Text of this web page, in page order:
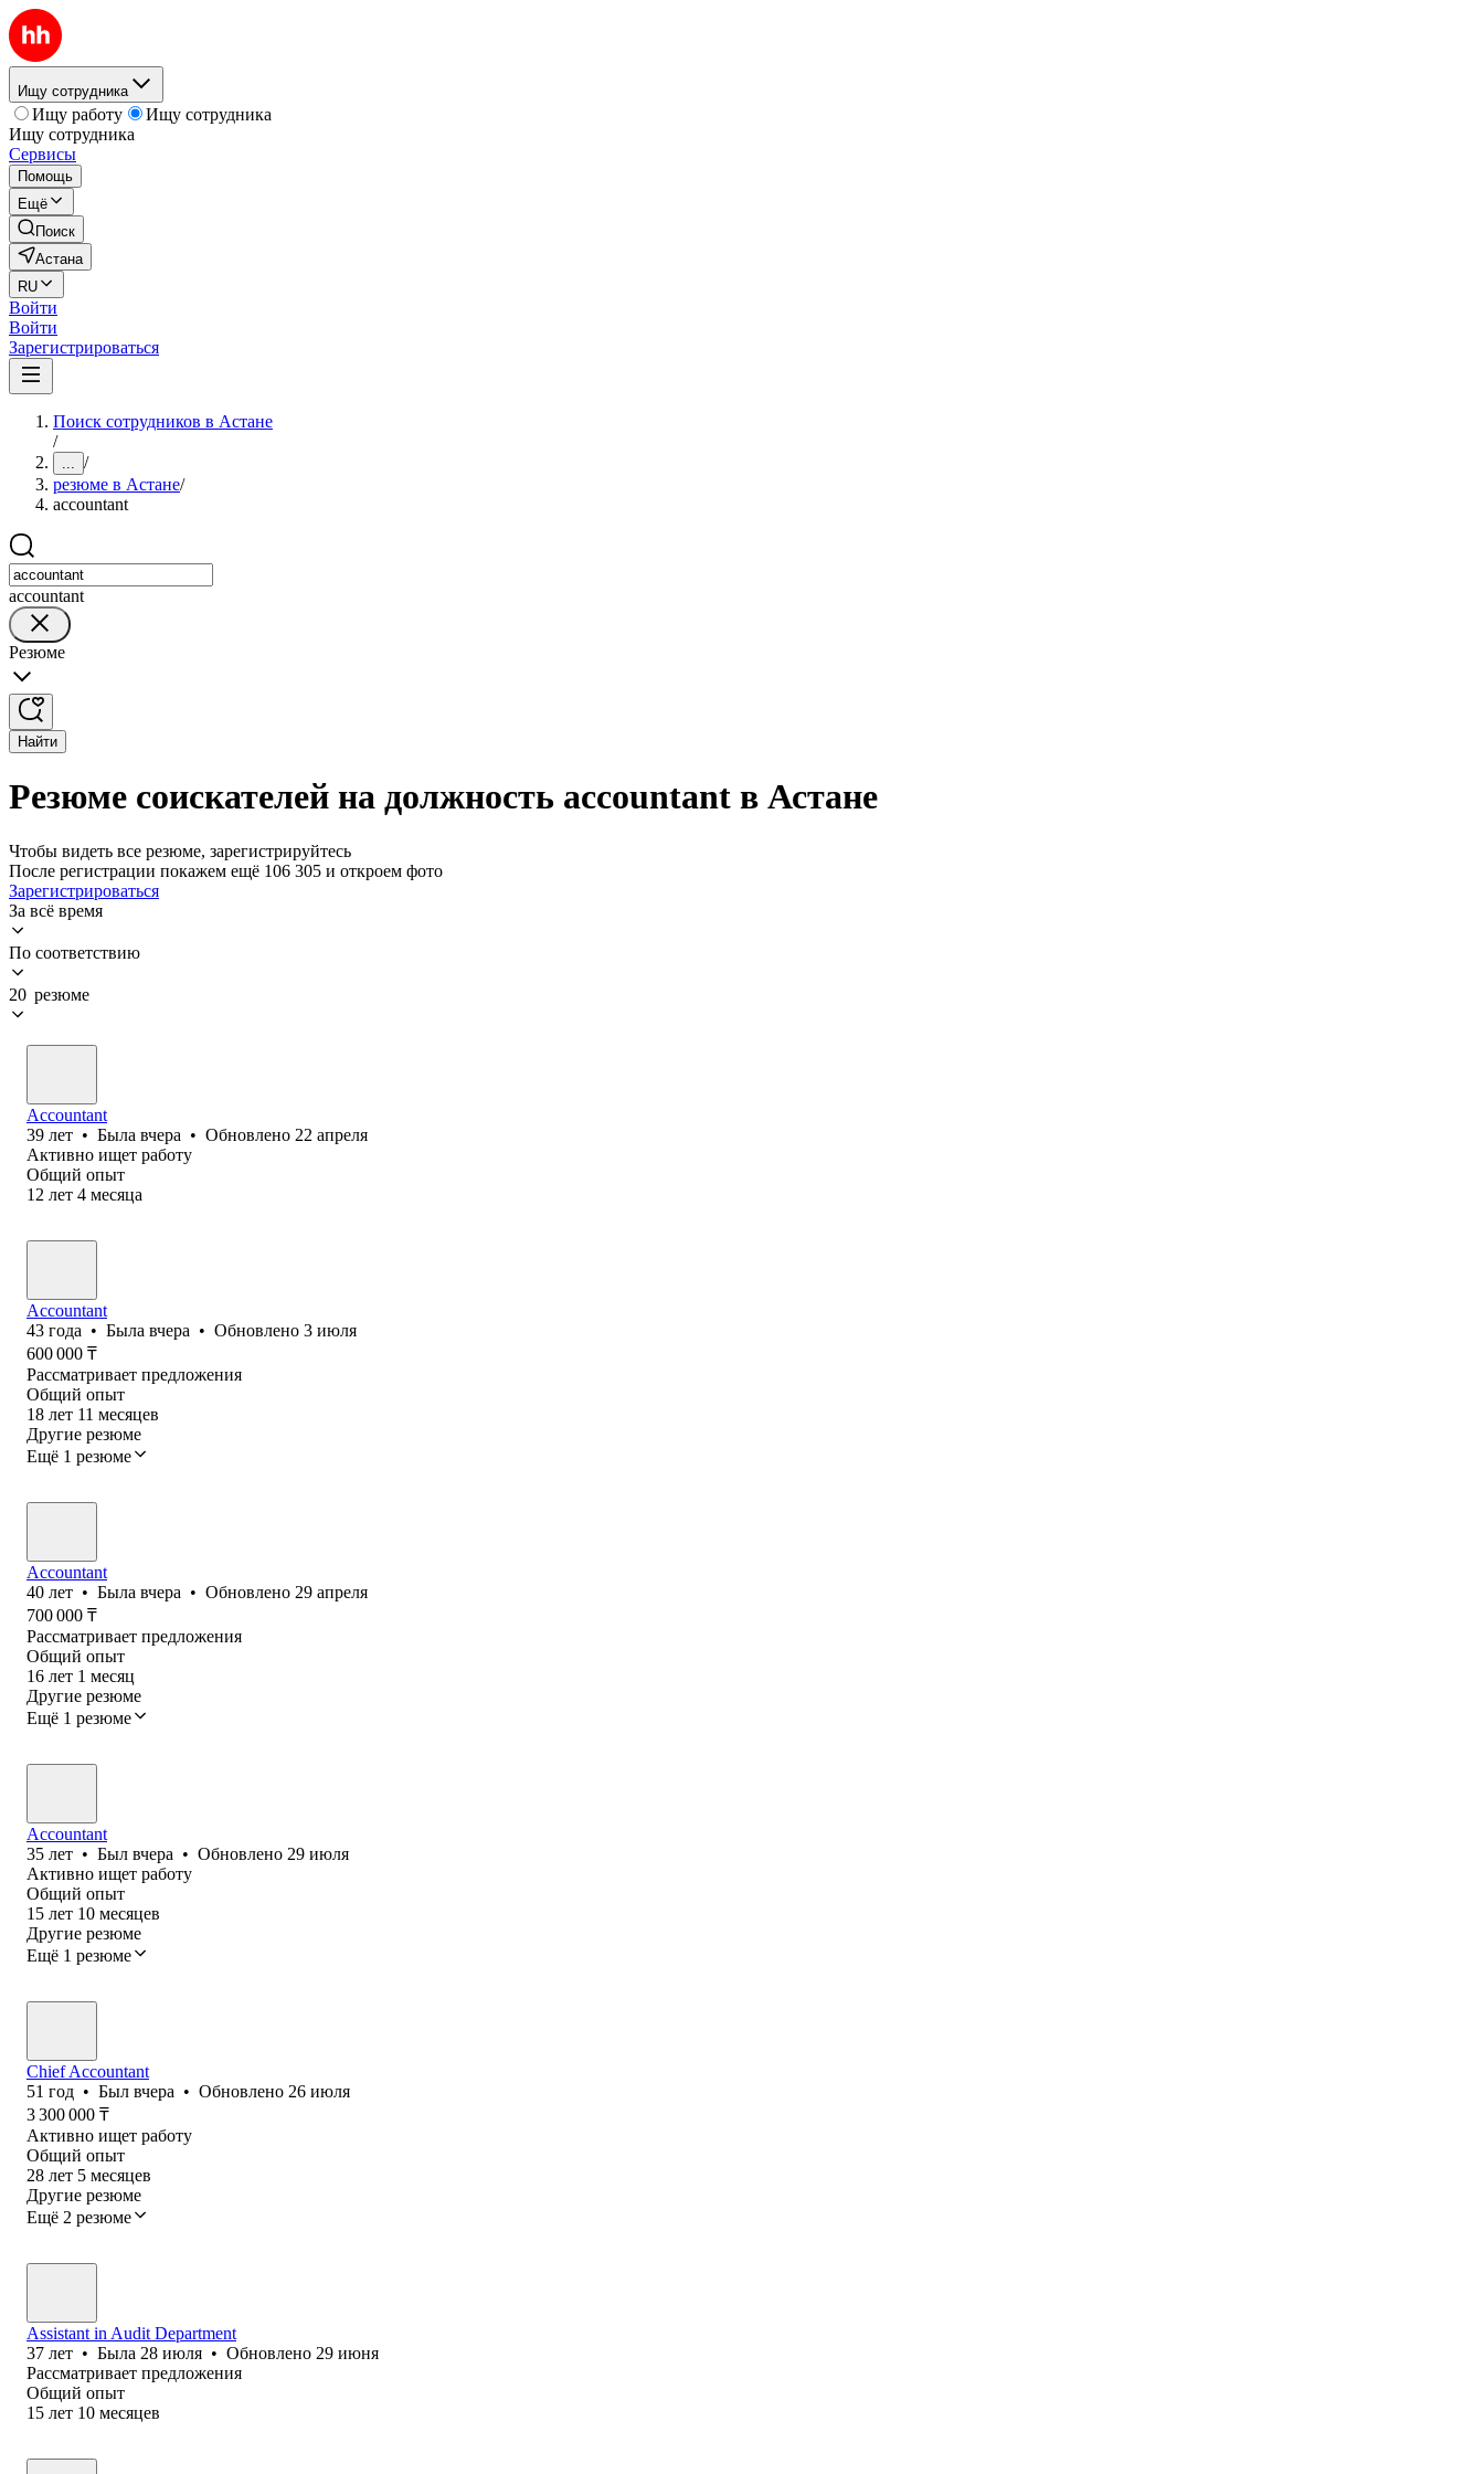
Ищу сотрудника
Ищу работу
Ищу сотрудника
Ищу сотрудника
Сервисы
Помощь
Ещё
Поиск
Астана
RU
Войти
Войти
Зарегистрироваться
Поиск сотрудников в Астане
/
... /
резюме в Астане/
accountant
accountant
Резюме
Найти
Резюме соискателей на должность accountant в Астане
Чтобы видеть все резюме, зарегистрируйтесь
После регистрации покажем ещё 106 305 и откроем фото
Зарегистрироваться
За всё время
По соответствию
20 резюме
Accountant
39 лет • Была вчера • Обновлено 22 апреля
Активно ищет работу
Общий опыт
12 лет 4 месяца
Accountant
43 года • Была вчера • Обновлено 3 июля
600 000 ₸
Рассматривает предложения
Общий опыт
18 лет 11 месяцев
Другие резюме
Ещё 1 резюме
Accountant
40 лет • Была вчера • Обновлено 29 апреля
700 000 ₸
Рассматривает предложения
Общий опыт
16 лет 1 месяц
Другие резюме
Ещё 1 резюме
Accountant
35 лет • Был вчера • Обновлено 29 июля
Активно ищет работу
Общий опыт
15 лет 10 месяцев
Другие резюме
Ещё 1 резюме
Chief Accountant
51 год • Был вчера • Обновлено 26 июля
3 300 000 ₸
Активно ищет работу
Общий опыт
28 лет 5 месяцев
Другие резюме
Ещё 2 резюме
Assistant in Audit Department
37 лет • Была 28 июля • Обновлено 29 июня
Рассматривает предложения
Общий опыт
15 лет 10 месяцев